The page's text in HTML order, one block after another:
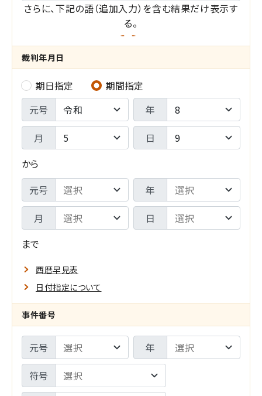
さらに、下記の語（追加入力）を含む結果だけ表示す
る。
裁判年月日
裁
判
年
月
日
-
検
索
範
囲
指
定
の
設
期日指定 期間指定
期
間
F
R
O
元号
年
月
日
から
期
間
T
O
元号
年
月
日
まで
西暦早見表
日付指定について
事件番号
元号
年
符号